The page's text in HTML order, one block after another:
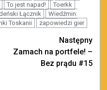
To jest napad!
Toerkk
Łącznik
Wiedźmin:
Toskanii zapowiedzi gier
Następny
Zamach na portfele! –
Bez prądu #15